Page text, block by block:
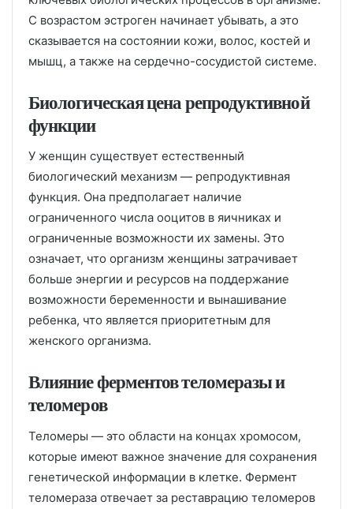
С возрастом эстроген начинает убывать, а это
сказывается на состоянии кожи, волос, костей и
мышц, а также на сердечно-сосудистой системе.
Биологическая цена репродуктивной
функции
У женщин существует естественный
биологический механизм — репродуктивная
функция. Она предполагает наличие
ограниченного числа ооцитов в яичниках и
ограниченные возможности их замены. Это
означает, что организм женщины затрачивает
больше энергии и ресурсов на поддержание
возможности беременности и вынашивание
ребенка, что является приоритетным для
женского организма.
Влияние ферментов теломеразы и
теломеров
Теломеры — это области на концах хромосом,
которые имеют важное значение для сохранения
генетической информации в клетке. Фермент
теломераза отвечает за реставрацию теломеров